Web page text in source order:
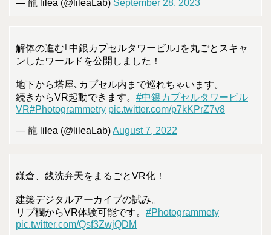
— 龍 lilea (@lileaLab) September 28, 2023
解体の進む｢中銀カプセルタワービル｣を丸ごとスキャ
ンしたワールドを公開しました！
地下から塔屋､カプセル内まで巡れちゃいます。
続きからVR起動できます。 #中銀カプセルタワービル
VR#Photogrammetry pic.twitter.com/p7kKPrZ7v8
— 龍 lilea (@lileaLab)August 7, 2022
鎌倉、銭洗弁天をまるごとVR化！
建築デジタルアーカイブの試み。
リプ欄からVR体験可能です。 #Photogrammety
pic.twitter.com/Qsf3ZwjQDM